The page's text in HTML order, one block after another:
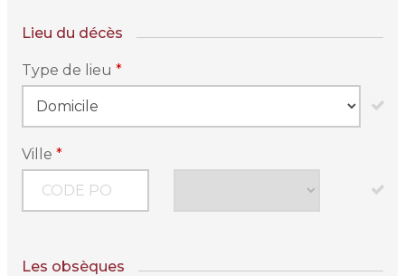
Lieu du décès
Type de lieu*
Ville*
Les obsèques